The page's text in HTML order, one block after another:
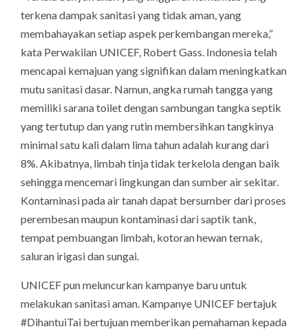
terkena dampak sanitasi yang tidak aman, yang
membahayakan setiap aspek perkembangan mereka,”
kata Perwakilan UNICEF, Robert Gass. Indonesia telah
mencapai kemajuan yang signifikan dalam meningkatkan
mutu sanitasi dasar. Namun, angka rumah tangga yang
memiliki sarana toilet dengan sambungan tangka septik
yang tertutup dan yang rutin membersihkan tangkinya
minimal satu kali dalam lima tahun adalah kurang dari
8%. Akibatnya, limbah tinja tidak terkelola dengan baik
sehingga mencemari lingkungan dan sumber air sekitar.
Kontaminasi pada air tanah dapat bersumber dari proses
perembesan maupun kontaminasi dari saptik tank,
tempat pembuangan limbah, kotoran hewan ternak,
saluran irigasi dan sungai.
UNICEF pun meluncurkan kampanye baru untuk
melakukan sanitasi aman. Kampanye UNICEF bertajuk
#DihantuiTai bertujuan memberikan pemahaman kepada